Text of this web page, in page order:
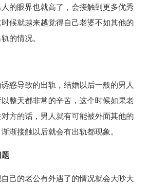
的眼界也就高了，会接触到更多优秀
候就越来越觉得自己老婆不如其他的
的情况。
惑导致的出轨，结婚以后一般的男人
整天都非常的辛苦，这个时候如果老
方的话，男人就有可能被外面其他的
渐接触以后就会有出轨都现象。
题
己的老公有外遇了的情况就会大吵大